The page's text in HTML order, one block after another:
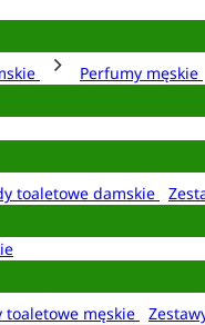
Perfumy męskie
toaletowe damskie
toaletowe męskie